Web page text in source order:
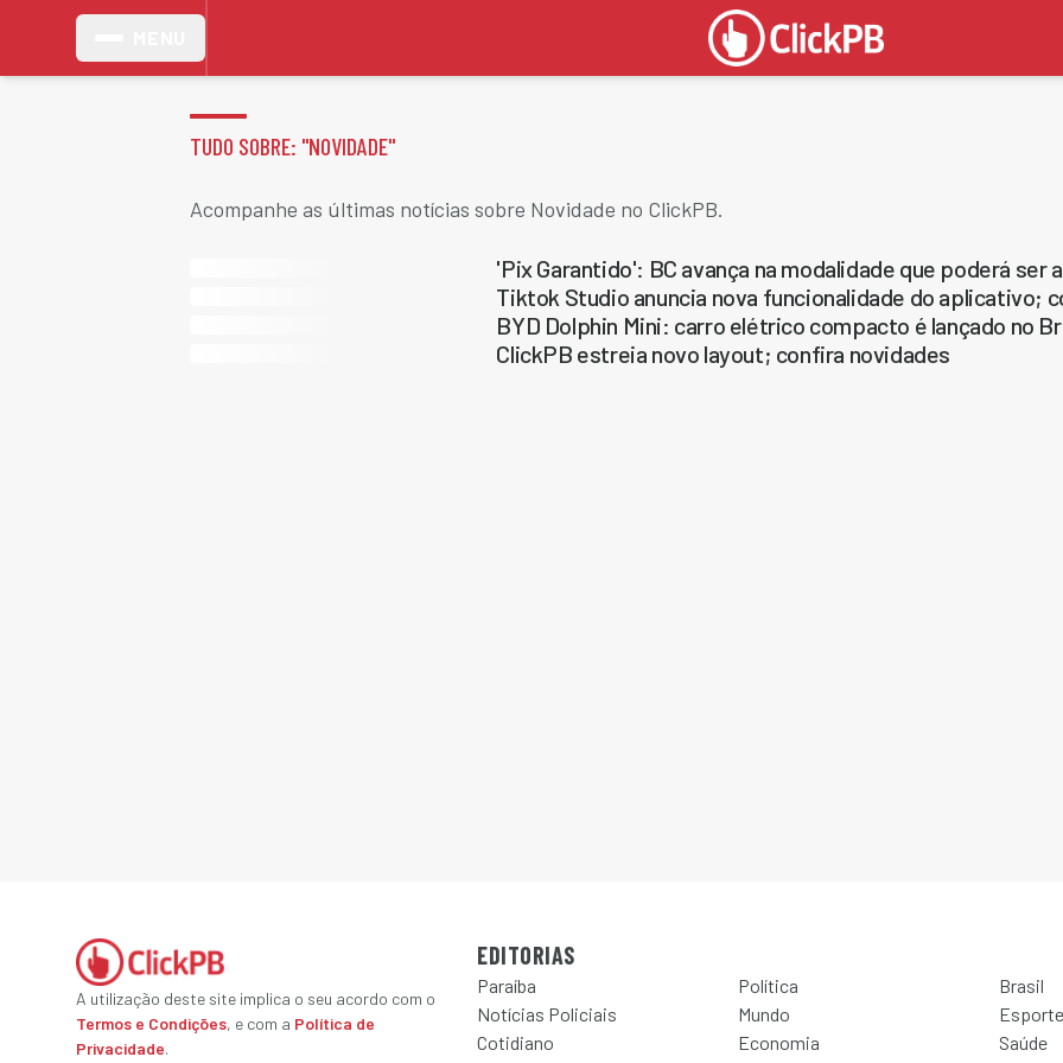
TUDO SOBRE: "NOVIDADE"
Acompanhe as últimas notícias sobre Novidade no ClickPB.
'Pix Garantido': BC avança na modalidade que poderá
Tiktok Studio anuncia nova funcionalidade do aplicativo;
BYD Dolphin Mini: carro elétrico compacto é lançado no
ClickPB estreia novo layout; confira novidades
A utilização deste site implica o seu acordo com o
Termos e Condições, e com a Política de
Privacidade.
EDITORIAS
Paraíba Política
Brasil
Notícias Policiais
Mundo
Esporte
Cotidiano
Economia
Saúde